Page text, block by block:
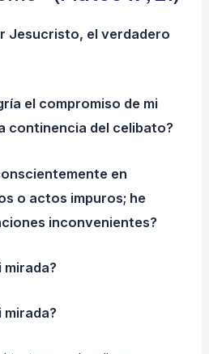
Jesucristo, el verdadero
el compromiso de mi
continencia del celibato?
en
o actos impuros; he
inconvenientes?
mirada?
mirada?